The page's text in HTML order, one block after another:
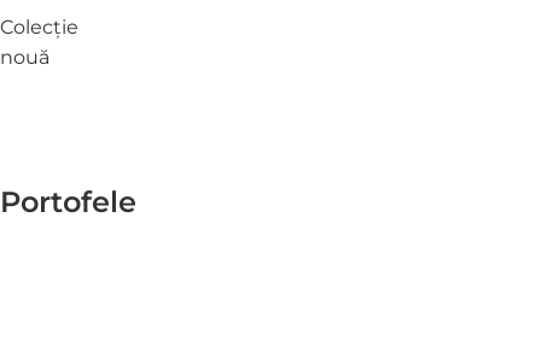
Colecție
nouă
Portofele